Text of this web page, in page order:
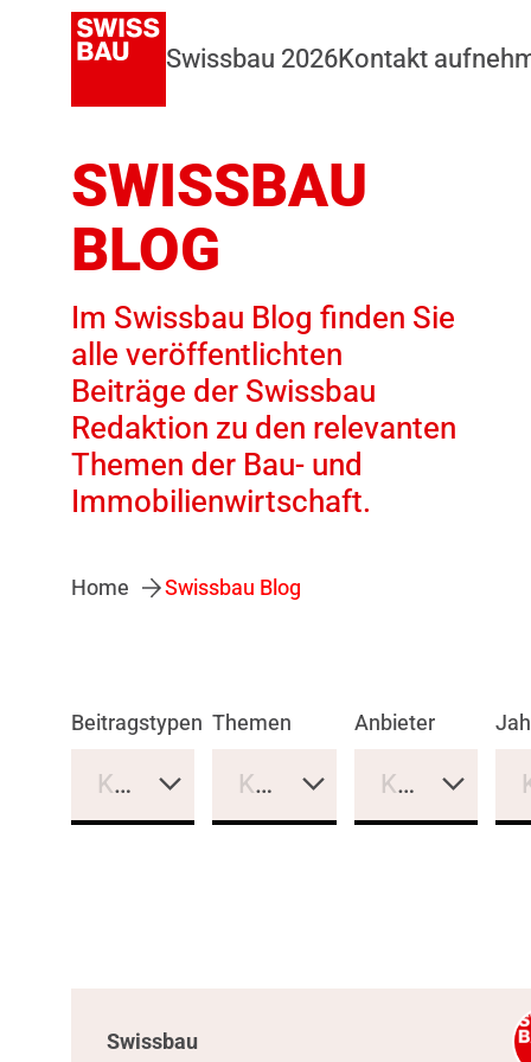
Swissbau 2026Kontakt
SWISSBAU
BLOG
Im Swissbau Blog finden Sie
alle veröffentlichten
Beiträge der Swissbau
Redaktion zu den relevanten
Themen der Bau- und
Immobilienwirtschaft.
Home Swissbau Blog
Beitragstypen
Keine Auswahl
Themen
Keine Auswahl
Anbieter
Keine
Swissbau